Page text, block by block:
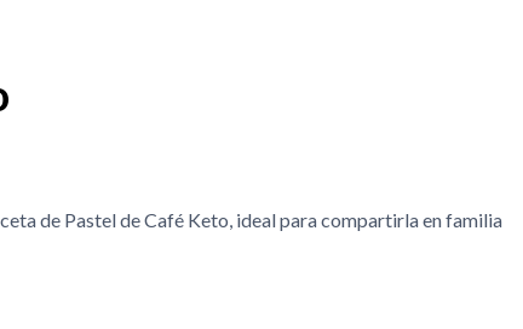
de Pastel de Café Keto, ideal para compartirla en familia